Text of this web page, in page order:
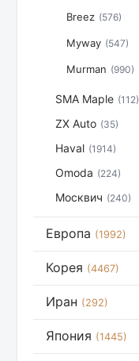
Breez (576)
Myway (547)
Murman (990)
SMA Maple (112)
ZX Auto (35)
Haval (1914)
Omoda (224)
Москвич (240)
Европа (1992)
Корея (4467)
Иран (292)
Япония (1445)